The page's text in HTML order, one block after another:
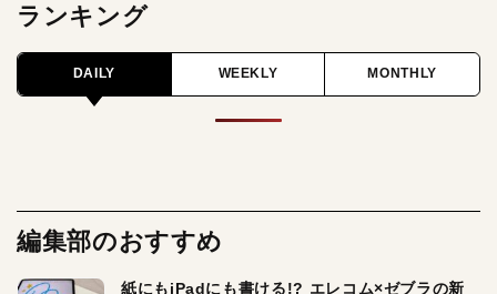
ランキング
DAILY WEEKLY MONTHLY
編集部のおすすめ
紙にもiPadにも書ける!? エレコム×ゼブラの新